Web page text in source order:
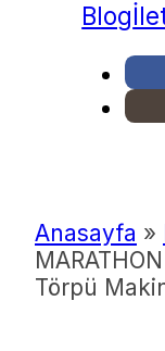
Blog
Anasayfa »
Törpü